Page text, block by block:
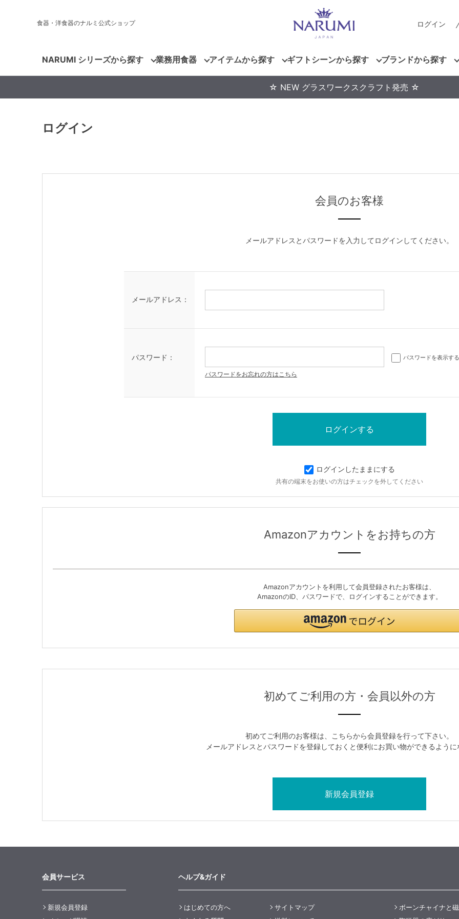
食器・洋食器のナルミ公式ショップ ログイン
NARUMI シリーズから探す 業務用食器 アイテムから探す ギフトシーンから探す ブランドから探す
☆ NEW グラスワークスクラフト発売 ☆
ログイン
会員のお客様
メールアドレスとパスワードを入力してログインしてください。
メールアドレス：
パスワード： パスワードを表示する
パスワードをお忘れの方はこちら
ログインしたままにする
共有の端末をお使いの方はチェックを外してください
Amazonアカウントをお持ちの方
Amazonアカウントを利用して会員登録されたお客様は、
AmazonのID、パスワードで、ログインすることができます。
初めてご利用の方・会員以外の方
初めてご利用のお客様は、こちらから会員登録を行って下さい。
メールアドレスとパスワードを登録しておくと便利にお買い物ができるよう
会員サービス
新規会員登録
ヘルプ&ガイド
はじめての方へ
サイトマップ
ボーンチャイナと